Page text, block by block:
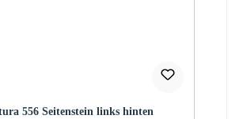
556 Seitenstein links hinten